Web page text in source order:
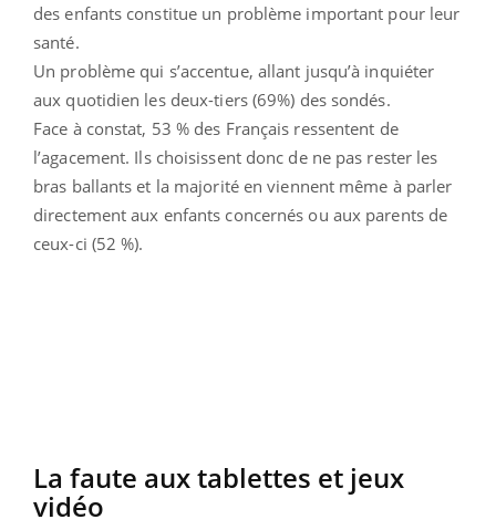
des enfants constitue un problème important pour leur
santé.
Un problème qui s’accentue, allant jusqu’à inquiéter
aux quotidien les deux-tiers (69%) des sondés.
Face à constat, 53 % des Français ressentent de
l’agacement. Ils choisissent donc de ne pas rester les
bras ballants et la majorité en viennent même à parler
directement aux enfants concernés ou aux parents de
ceux-ci (52 %).
La faute aux tablettes et jeux
vidéo